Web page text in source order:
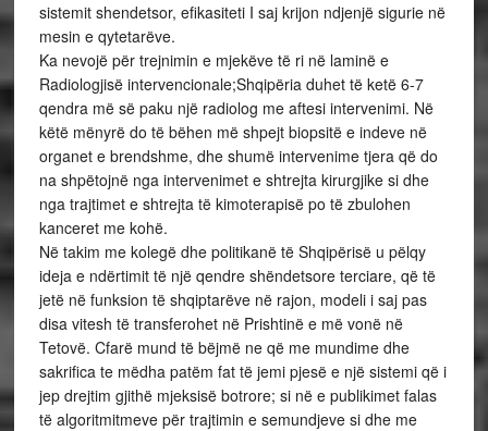
sistemit shendetsor, efikasiteti I saj krijon ndjenjë sigurie në
mesin e qytetarëve.
Ka nevojë për trejnimin e mjekëve të ri në laminë e
Radiologjisë intervencionale;Shqipëria duhet të ketë 6-7
qendra më së paku një radiolog me aftesi intervenimi. Në
këtë mënyrë do të bëhen më shpejt biopsitë e indeve në
organet e brendshme, dhe shumë intervenime tjera që do
na shpëtojnë nga intervenimet e shtrejta kirurgjike si dhe
nga trajtimet e shtrejta të kimoterapisë po të zbulohen
kanceret me kohë.
Në takim me kolegë dhe politikanë të Shqipërisë u pëlqy
ideja e ndërtimit të një qendre shëndetsore terciare, që të
jetë në funksion të shqiptarëve në rajon, modeli i saj pas
disa vitesh të transferohet në Prishtinë e më vonë në
Tetovë. Cfarë mund të bëjmë ne që me mundime dhe
sakrifica te mëdha patëm fat të jemi pjesë e një sistemi që i
jep drejtim gjithë mjeksisë botrore; si në e publikimet falas
të algoritmitmeve për trajtimin e semundjeve si dhe me